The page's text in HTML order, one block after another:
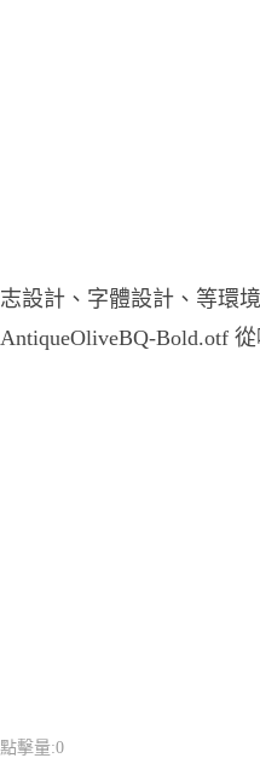
志設計、字體設計、等環
AntiqueOliveBQ-Bold.otf
點擊量:0